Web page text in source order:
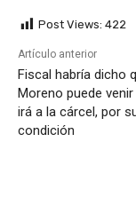
Post Views: 422
Artículo anterior
Fiscal habría dicho
Moreno puede
irá a la cárcel, por
condición